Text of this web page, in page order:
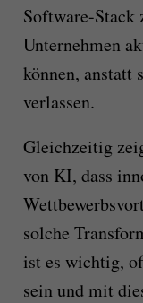
Software-Stack
Unternehmen
können, anstatt
verlassen.
Gleichzeitig
von KI, dass
solche
ist es wichtig,
sein und mit